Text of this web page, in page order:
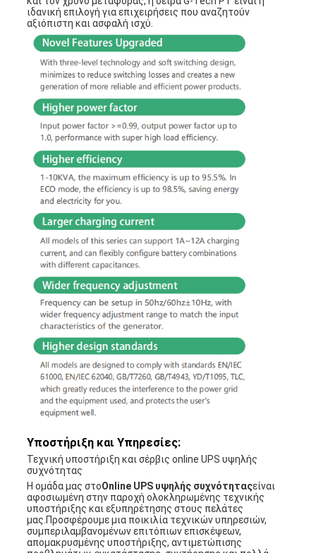
ιδανική επιλογή για επιχειρήσεις που αναζητούν
αξιόπιστη και ασφαλή ισχύ.
Υποστήριξη και Υπηρεσίες:
Τεχνική υποστήριξη και σέρβις online UPS υψηλής
συχνότητας
Η ομάδα μας στοOnline UPS υψηλής συχνότηταςείναι
αφοσιωμένη στην παροχή ολοκληρωμένης τεχνικής
υποστήριξης και εξυπηρέτησης στους πελάτες
μας.Προσφέρουμε μια ποικιλία τεχνικών υπηρεσιών,
συμπεριλαμβανομένων επιτόπιων επισκέψεων,
απομακρυσμένης υποστήριξης, αντιμετώπισης